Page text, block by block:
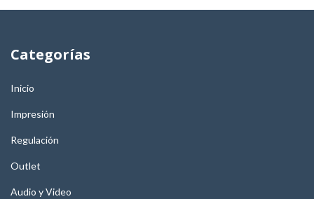
Categorías
Inicio
Impresión
Regulación
Outlet
Audio y Video